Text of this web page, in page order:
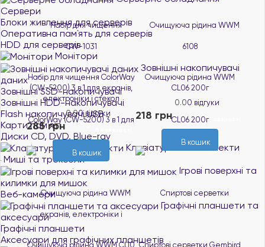
Сервери
Блоки живлення для серверів
Оперативна пам`ять для серверів
HDD для серверів
Монітори
Зовнішні накопичувачі
даних
Зовнішні SSD-накопичувачі
Зовнішні HDD-накопичувачі
Flash накопичувачі USB
Карти пам'яті
Диски CD, DVD, Blue-ray
Клавіатури та комплекти
Миші та трекболи
Ігрові поверхні та
килимки для мишок
Веб-камери
Графічні планшети та
аксесуари
Графічні планшети
Аксесуари для графічних планшетів
Набір для чищення ColorWay
(CW-5200) 3 в 1 для екранів,
електроніки і стекол
0.00 відгуки
285 грн
В кошик
Очищуюча рідина WWM
CL06 200г
0.00 відгуки
В наявності
218 грн
В кошик
Очищуюча рідина WWM CL10 Спиртові серветки Gembird